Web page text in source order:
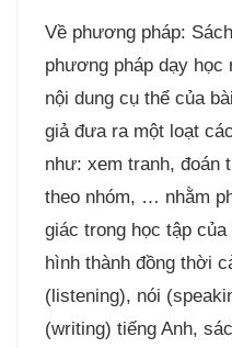
Về phương pháp:
phương pháp dạy
nội dung cụ thể của
giả đưa ra một loạt
như: xem tranh, đoán
theo nhóm, … nhằm
giác trong học tập
hình thành đồng thời
(listening), nói
(writing) tiếng Anh,